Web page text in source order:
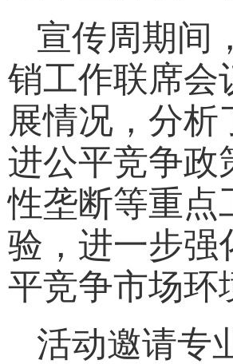
宣传周期间
销工作联席会
展情况，分
进公平竞争政
性垄断等重点
验，进一步强
平竞争市场环
活动邀请专